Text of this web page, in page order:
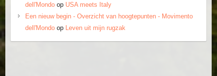
dell'Mondoop USA meets Italy
Een nieuw begin - Overzicht van hoogtepunten - Movimento
dell'Mondoop Leven uit mijn rugzak